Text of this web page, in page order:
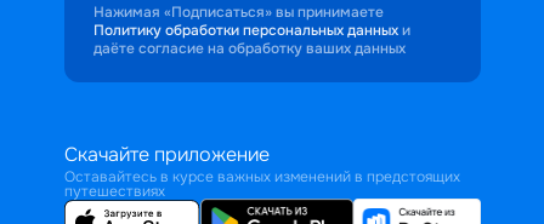
Нажимая «Подписаться» вы принимаете
Политику обработки персональных данных и
даёте согласие на обработку ваших данных
Скачайте приложение
Оставайтесь в курсе важных изменений в предстоящих
путешествиях